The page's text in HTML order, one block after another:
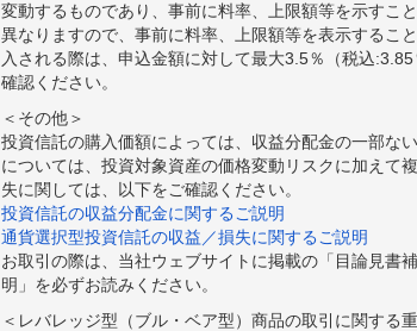
変動するものであり、事前に料率、上限額等を示すこ
異なりますので、事前に料率、上限額等を表示するこ
入される際は、申込金額に対して最大3.5％（税込
確認ください。
＜その他＞
投資信託の購入価額によっては、収益分配金の一部な
については、投資対象資産の価格変動リスクに加えて
失に関しては、以下をご確認ください。
投資信託の収益分配金に関するご説明
通貨選択型投資信託の収益／損失に関するご説明
お取引の際は、当社ウェブサイトに掲載の「目論見書
明」を必ずお読みください。
＜レバレッジ型（ブル・ベア型）商品の取引に関する